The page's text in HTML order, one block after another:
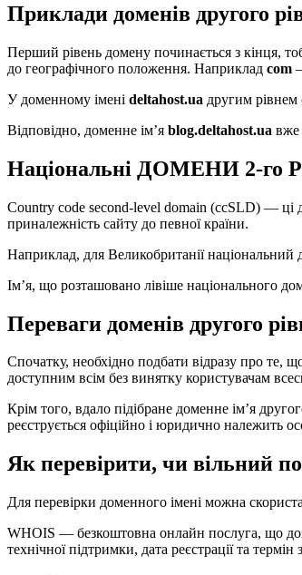
Приклади доменів другого
Перший рівень домену починається з кінця,
до географічного положення. Наприклад com
У доменному імені deltahost.ua другим рівнем
Відповідно, доменне ім’я blog.deltahost.ua вже
Національні ДОМЕНИ 2-го
Country code second-level domain (ccSLD) — ці
приналежність сайту до певної країни.
Наприклад, для Великобританії
Ім’я, що розташовано лівіше національного
Переваги доменів другого
Спочатку, необхідно подбати відразу про те,
доступним всім без винятку користувачам
Крім того, вдало підібране доменне ім’я
реєструється офіційно і юридично належить
Як перевірити, чи вільний
Для перевірки доменного імені можна
WHOIS — безкоштовна онлайн послуга, що
технічної підтримки, дата реєстрації та